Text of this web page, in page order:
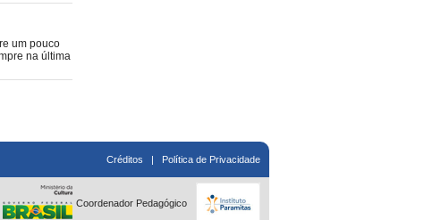
um pouco
na última
Créditos | Política de Privacidade
Coordenador Pedagógico